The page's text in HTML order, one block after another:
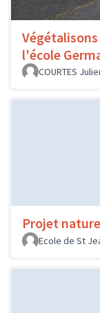
l'école
COURTES
Projet
Ecole de St